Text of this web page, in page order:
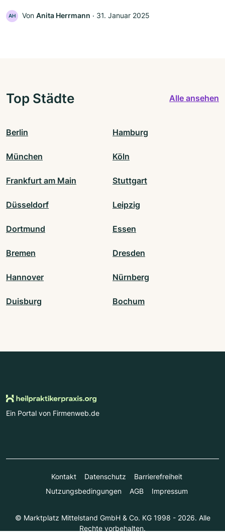
AH Von Anita Herrmann ‧ 31. Januar 2025
Top Städte Alle ansehen
Berlin Hamburg
München Köln
Frankfurt am Main Stuttgart
Düsseldorf Leipzig
Dortmund Essen
Bremen Dresden
Hannover Nürnberg
Duisburg Bochum
Ein Portal von Firmenweb.de
Kontakt Datenschutz
Barrierefreiheit
Nutzungsbedingungen
AGB Impressum
© Marktplatz Mittelstand GmbH & Co. KG 1998 - 2026. Alle
Rechte vorbehalten.